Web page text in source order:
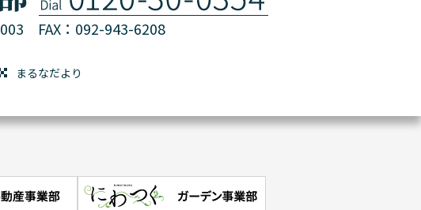
FAX：092-943-6208
まるなだより